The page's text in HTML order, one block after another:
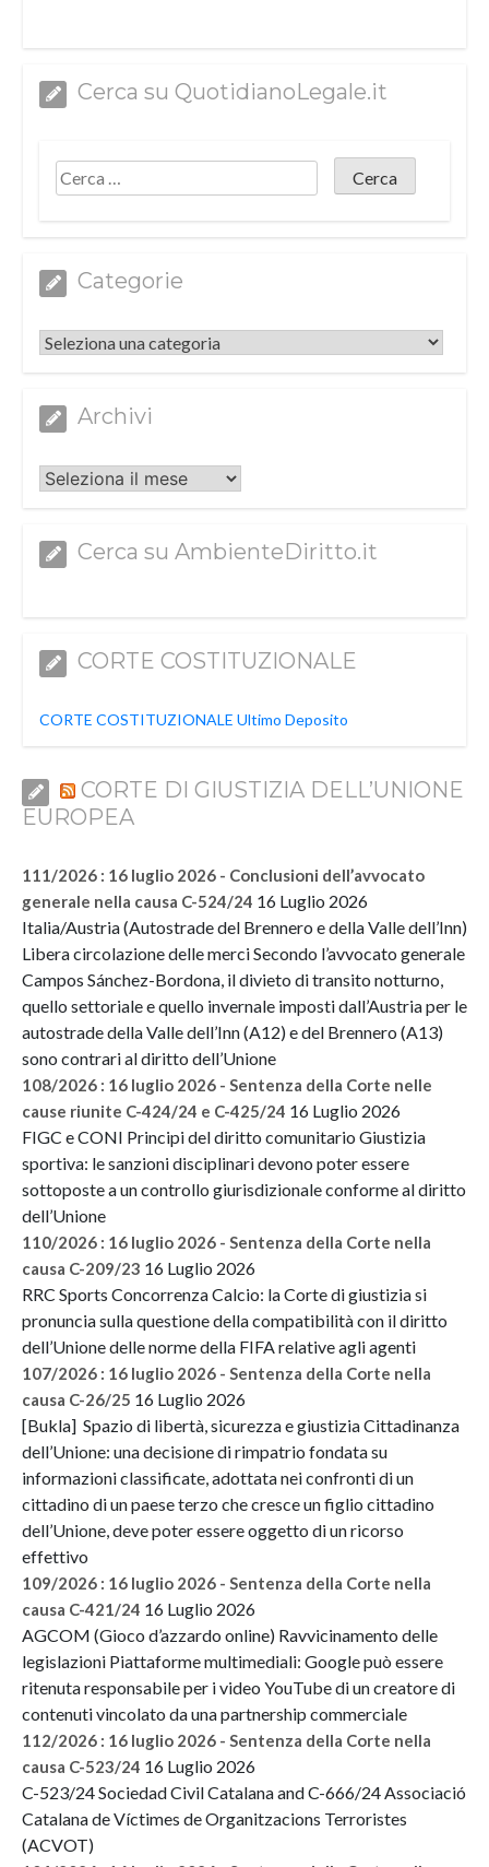
Cerca su QuotidianoLegale.it
Categorie
Categorie
Archivi
Archivi
Cerca su AmbienteDiritto.it
CORTE COSTITUZIONALE
CORTE COSTITUZIONALE Ultimo Deposito
CORTE DI GIUSTIZIA DELL’UNIONE
EUROPEA
111/2026 : 16 luglio 2026 - Conclusioni dell’avvocato
generale nella causa C-524/24 16 Luglio 2026
Italia/Austria (Autostrade del Brennero e della Valle dell’Inn)
Libera circolazione delle merci Secondo l’avvocato generale
Campos Sánchez-Bordona, il divieto di transito notturno,
quello settoriale e quello invernale imposti dall’Austria per le
autostrade della Valle dell’Inn (A12) e del Brennero (A13)
sono contrari al diritto dell’Unione
108/2026 : 16 luglio 2026 - Sentenza della Corte nelle
cause riunite C-424/24 e C-425/24 16 Luglio 2026
FIGC e CONI Principi del diritto comunitario Giustizia
sportiva: le sanzioni disciplinari devono poter essere
sottoposte a un controllo giurisdizionale conforme al diritto
dell’Unione
110/2026 : 16 luglio 2026 - Sentenza della Corte nella
causa C-209/23 16 Luglio 2026
RRC Sports Concorrenza Calcio: la Corte di giustizia si
pronuncia sulla questione della compatibilità con il diritto
dell’Unione delle norme della FIFA relative agli agenti
107/2026 : 16 luglio 2026 - Sentenza della Corte nella
causa C-26/25 16 Luglio 2026
[Bukla] Spazio di libertà, sicurezza e giustizia Cittadinanza
dell’Unione: una decisione di rimpatrio fondata su
informazioni classificate, adottata nei confronti di un
cittadino di un paese terzo che cresce un figlio cittadino
dell’Unione, deve poter essere oggetto di un ricorso
effettivo
109/2026 : 16 luglio 2026 - Sentenza della Corte nella
causa C-421/24 16 Luglio 2026
AGCOM (Gioco d’azzardo online) Ravvicinamento delle
legislazioni Piattaforme multimediali: Google può essere
ritenuta responsabile per i video YouTube di un creatore di
contenuti vincolato da una partnership commerciale
112/2026 : 16 luglio 2026 - Sentenza della Corte nella
causa C-523/24 16 Luglio 2026
C-523/24 Sociedad Civil Catalana and C-666/24 Associació
Catalana de Víctimes de Organitzacions Terroristes
(ACVOT)